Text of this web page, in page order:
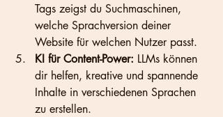
Tags zeigst du Suchmaschinen,
welche Sprachversion deiner
Website für welchen Nutzer passt.
KI für Content-Power: LLMs können
dir helfen, kreative und spannende
Inhalte in verschiedenen Sprachen
zu erstellen.